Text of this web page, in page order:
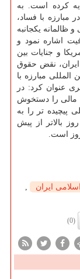
کرده است. به
با فساد،
ظالمانه یکجانبه
اشاره نمود و
و جنایات بین
ایران، نقض حقوق
مبارزه با
عنوان کرد: در
مالی را دستخوش
پیچیده تر را به
بالاتر از پیش
است.
ایران
,
(0)